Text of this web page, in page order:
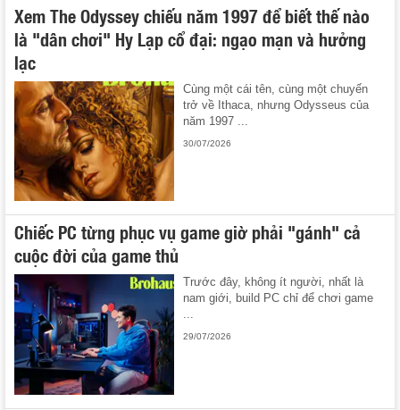
Xem The Odyssey chiếu năm 1997 để biết thế nào
là "dân chơi" Hy Lạp cổ đại: ngạo mạn và hưởng
lạc
Cùng một cái tên, cùng một chuyến
trở về Ithaca, nhưng Odysseus của
năm 1997 ...
30/07/2026
Chiếc PC từng phục vụ game giờ phải "gánh" cả
cuộc đời của game thủ
Trước đây, không ít người, nhất là
nam giới, build PC chỉ để chơi game
...
29/07/2026